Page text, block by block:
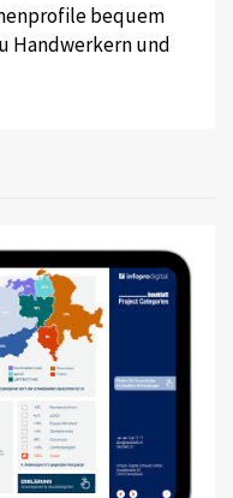
bequem
Handwerkern und